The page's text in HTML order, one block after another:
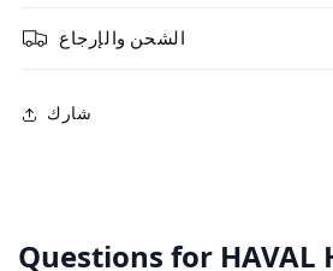
الشحن والإرجاع
شارك